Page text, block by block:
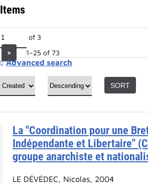
Items
of 3
> 1–25 of 73
Advanced search
SORT
La "Coordination pour une
Indépendante et Libertaire"
groupe anarchiste et
LE DÉVÉDEC, Nicolas, 2004